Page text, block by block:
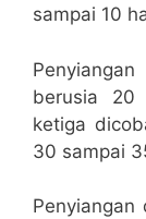
sampai 10
berusia 20
ketiga
30 sampai